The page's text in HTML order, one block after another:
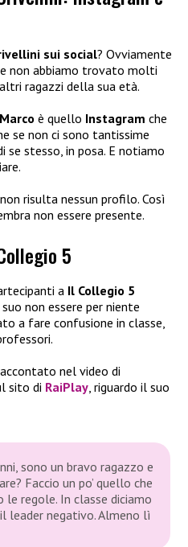
sui social? Ovviamente
non abbiamo trovato molti
ragazzi della sua età.
Marco è quello Instagram che
se non ci sono tantissime
stesso, in posa. E notiamo
, non risulta nessun profilo. Così
non essere presente.
5
a Il Collegio 5
non essere per niente
a fare confusione in classe,
nel video di
sito di RaiPlay, riguardo il suo
sono un bravo ragazzo e
Faccio un po’ quello che
regole. In classe diciamo
leader negativo. Almeno lì